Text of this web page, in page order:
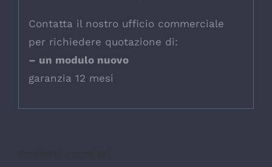
Contatta il nostro ufficio commerciale
per richiedere quotazione di:
– un modulo nuovo
garanzia 12 mesi